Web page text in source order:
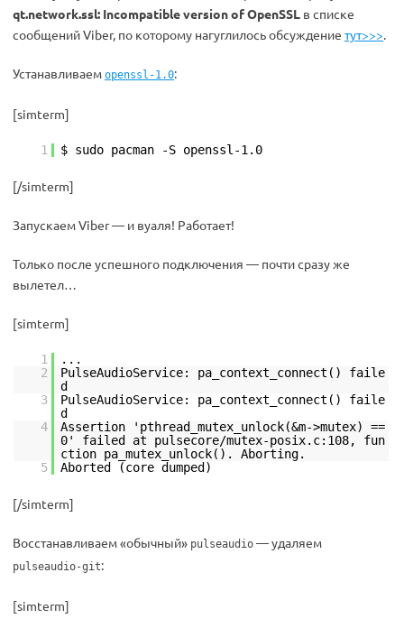
qt.network.ssl: Incompatible version of OpenSSL в списке
сообщений Viber, по которому нагуглилось обсуждение тут>>>.
Устанавливаем openssl-1.0:
[simterm]
1 $ sudo pacman -S openssl-1.0
[/simterm]
Запускаем Viber — и вуаля! Работает!
Только после успешного подключения — почти сразу же
вылетел…
[simterm]
1
...
2
PulseAudioService: pa_context_connect() faile
d
3
PulseAudioService: pa_context_connect() faile
d
4
Assertion 'pthread_mutex_unlock(&m->mutex) ==
0' failed at pulsecore/mutex-posix.c:108, fun
ction pa_mutex_unlock(). Aborting.
5
Aborted (core dumped)
[/simterm]
Восстанавливаем «обычный» pulseaudio — удаляем
pulseaudio-git:
[simterm]